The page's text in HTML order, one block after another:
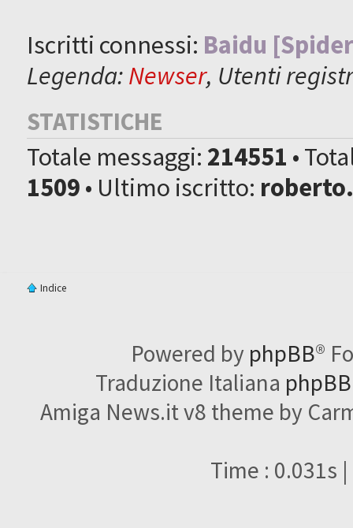
Iscritti connessi: Baidu
Legenda:Newser, Utenti
STATISTICHE
Totale messaggi: 214551 •
1509• Ultimo iscritto:
Indice
Powered by phpBB®
Traduzione Italiana
Amiga News.it v8 theme by
Time : 0.031s